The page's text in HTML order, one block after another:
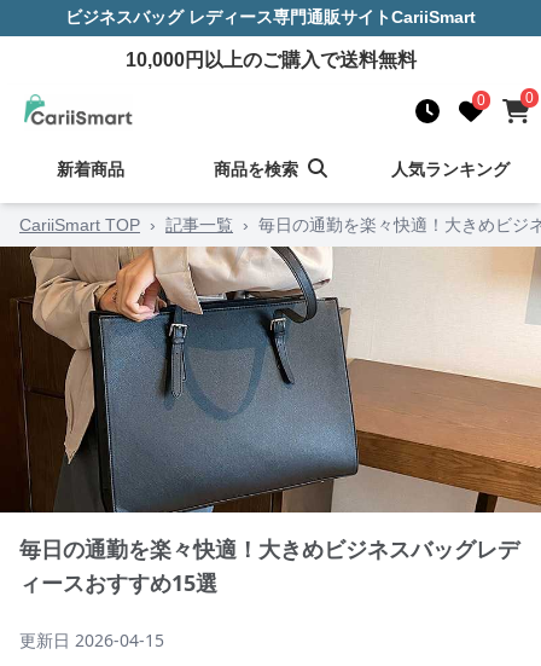
ビジネスバッグ レディース専門通販サイトCariiSmart
10,000円以上のご購入で送料無料
0 0
新着商品 商品を検索 人気ランキング
CariiSmart TOP › 記事一覧 › 毎日の通勤を楽々快適！大きめビジ
毎日の通勤を楽々快適！大きめビジネスバッグレデ
ィースおすすめ15選
更新日 2026-04-15